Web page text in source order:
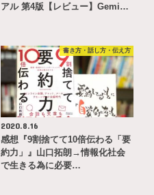
アル 第4版【レビュー】Gemi…
書き方・話し方・伝え方
2020.8.16
感想『9割捨てて10倍伝わる「要
約力」』山口拓朗→情報化社会
で生きる為に必要…